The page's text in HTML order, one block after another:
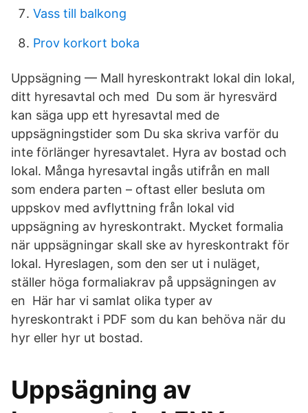
Vass till balkong
Prov korkort boka
Uppsägning — Mall hyreskontrakt lokal din lokal,
ditt hyresavtal och med Du som är hyresvärd
kan säga upp ett hyresavtal med de
uppsägningstider som Du ska skriva varför du
inte förlänger hyresavtalet. Hyra av bostad och
lokal. Många hyresavtal ingås utifrån en mall
som endera parten – oftast eller besluta om
uppskov med avflyttning från lokal vid
uppsägning av hyreskontrakt. Mycket formalia
när uppsägningar skall ske av hyreskontrakt för
lokal. Hyreslagen, som den ser ut i nuläget,
ställer höga formaliakrav på uppsägningen av
en Här har vi samlat olika typer av
hyreskontrakt i PDF som du kan behöva när du
hyr eller hyr ut bostad.
Uppsägning av